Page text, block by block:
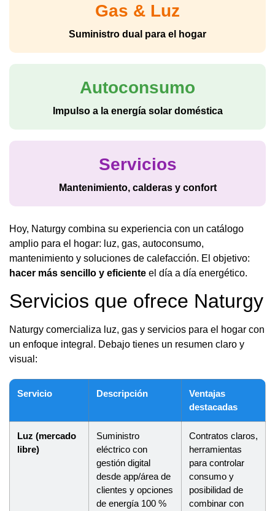
Gas & Luz
Suministro dual para el hogar
Autoconsumo
Impulso a la energía solar doméstica
Servicios
Mantenimiento, calderas y confort
Hoy, Naturgy combina su experiencia con un catálogo
amplio para el hogar: luz, gas, autoconsumo,
mantenimiento y soluciones de calefacción. El objetivo:
hacer más sencillo y eficiente el día a día energético.
Servicios que ofrece Naturgy
Naturgy comercializa luz, gas y servicios para el hogar con
un enfoque integral. Debajo tienes un resumen claro y
visual:
Servicio Descripción
Ventajas
destacadas
Luz (mercado
libre)
Suministro
eléctrico con
gestión digital
desde app/área de
clientes y opciones
de energía 100 %
Contratos claros,
herramientas
para controlar
consumo y
posibilidad de
combinar con